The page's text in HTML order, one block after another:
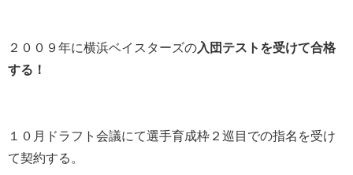
２００９年に横浜ベイスターズの 入団テストを受けて合格
する！
１０月ドラフト会議にて選手育成枠２巡目での指名を受け
て契約する。